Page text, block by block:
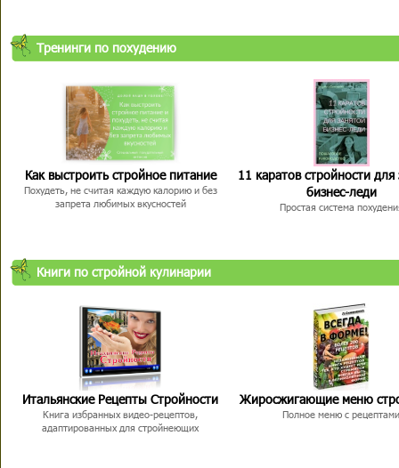
Тренинги по похудению
Как выстроить стройное питание
Похудеть, не считая каждую калорию и без
запрета любимых вкусностей
11 каратов стройности для
бизнес-леди
Простая система
Книги по стройной кулинарии
Итальянские Рецепты Стройности
Книга избранных видео-рецептов,
адаптированных для стройнеющих
Жиросжигающие меню
Полное меню с рецептами